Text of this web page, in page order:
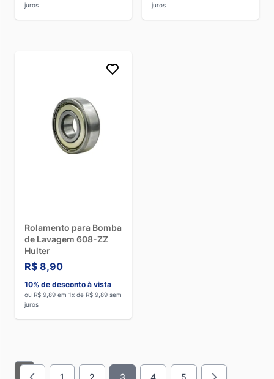
juros
juros
Rolamento para Bomba
de Lavagem 608-ZZ
Hulter
R$ 8,90
10% de desconto à vista
ou R$ 9,89 em 1x de R$ 9,89 sem
juros